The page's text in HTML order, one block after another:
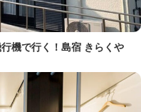
機で行く！島宿 きらくや